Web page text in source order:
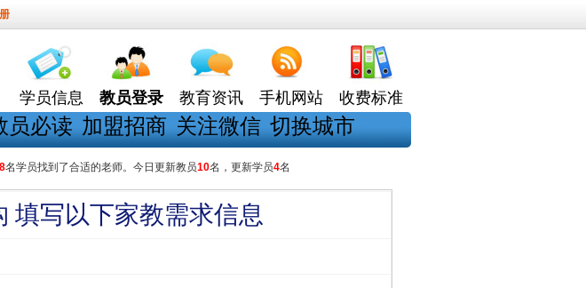
学员信息 教员登录 教育资讯 手机网站 收费标准
员必读 加盟招商 关注微信 切换城市
名学员找到了合适的老师。今日更新教员10名，更新学员4名
填写以下家教需求信息